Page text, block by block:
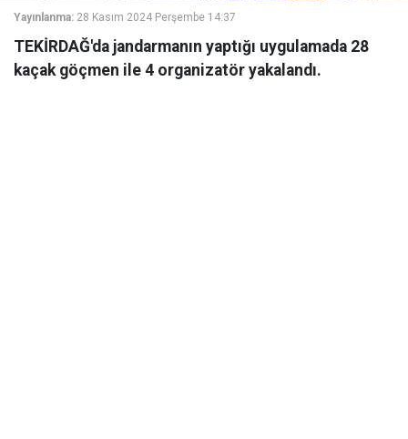
Yayınlanma: 28 Kasım 2024 Perşembe 14:37
TEKİRDAĞ'da jandarmanın yaptığı uygulamada 28
kaçak göçmen ile 4 organizatör yakalandı.